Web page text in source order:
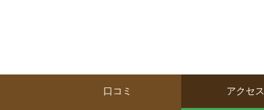
口コミ アクセス